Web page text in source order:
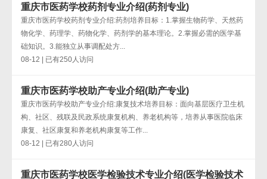
重庆市医药学校药剂专业介绍(药剂专业)
重庆市医药学校药剂专业介绍:药剂培养目标：1.掌握生物药学、天然药
物化学、药理学、药物化学、药剂学的基本理论。2.掌握必需的医学基
础知识。3.能独立从事调配处方...
08-12 | 已有250人访问
重庆市医药学校助产专业介绍(助产专业)
重庆市医药学校助产专业介绍:康复技术培养目标：面向基层医疗卫生机
构、社区、残联及民政系统康复机构、养老机构等，培养从事医院临床
康复、社区康复和养老机构康复等工作...
08-12 | 已有280人访问
重庆市医药学校医学检验技术专业介绍(医学检验技术